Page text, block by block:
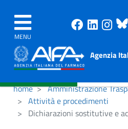
MENU
Agenzia
home
Amministrazione
Attività e procedimenti
Dichiarazioni sostitutive e